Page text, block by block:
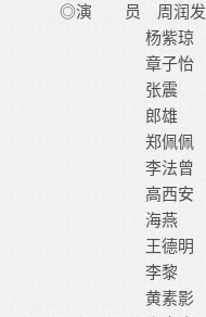
◎演 员 周润发
杨紫琼
章子怡
张震
郎雄
郑佩佩
李法曾
高西安
海燕
王德明
李黎
黄素影